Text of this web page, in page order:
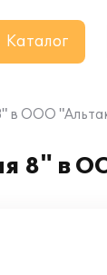
Каталог
в ООО
8" в